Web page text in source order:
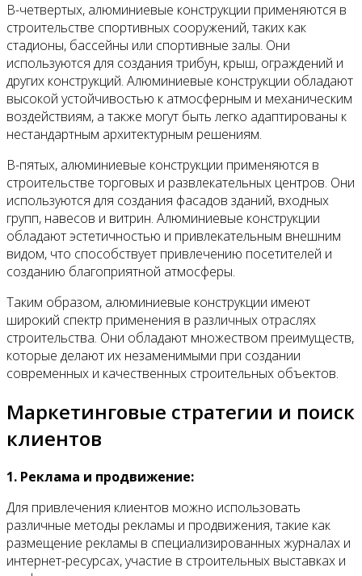
В-четвертых, алюминиевые конструкции применяются в
строительстве спортивных сооружений, таких как
стадионы, бассейны или спортивные залы. Они
используются для создания трибун, крыш, ограждений и
других конструкций. Алюминиевые конструкции обладают
высокой устойчивостью к атмосферным и механическим
воздействиям, а также могут быть легко адаптированы к
нестандартным архитектурным решениям.
В-пятых, алюминиевые конструкции применяются в
строительстве торговых и развлекательных центров. Они
используются для создания фасадов зданий, входных
групп, навесов и витрин. Алюминиевые конструкции
обладают эстетичностью и привлекательным внешним
видом, что способствует привлечению посетителей и
созданию благоприятной атмосферы.
Таким образом, алюминиевые конструкции имеют
широкий спектр применения в различных отраслях
строительства. Они обладают множеством преимуществ,
которые делают их незаменимыми при создании
современных и качественных строительных объектов.
Маркетинговые стратегии и поиск
клиентов
1. Реклама и продвижение:
Для привлечения клиентов можно использовать
различные методы рекламы и продвижения, такие как
размещение рекламы в специализированных журналах и
интернет-ресурсах, участие в строительных выставках и